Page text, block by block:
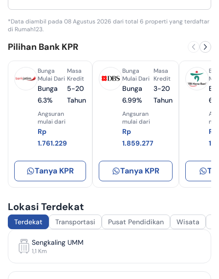
*Data diambil pada 08 Agustus 2026 dari total 6 properti yang terdaftar
di Rumah123.
Pilihan Bank KPR
Bunga
Mulai Dari
Bunga
6.3%
Angsuran
mulai dari
Rp
1.761.229
Masa
Kredit
5-20
Tahun
Tanya KPR
Bunga
Mulai Dari
Bunga
6.99%
Angsuran
mulai dari
Rp
1.859.277
Masa
Kredit
3-20
Tahun
Tanya KPR
Rp
Lokasi Terdekat
Terdekat Transportasi Pusat Pendidikan Wisata
Sengkaling UMM
1,1 Km